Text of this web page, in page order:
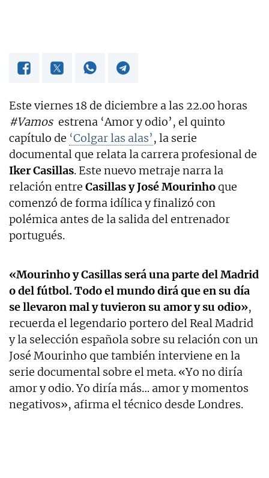
Este viernes 18 de diciembre a las 22.00 horas
#Vamos estrena ‘Amor y odio’, el quinto
capítulo de ‘Colgar las alas’, la serie
documental que relata la carrera profesional de
Iker Casillas. Este nuevo metraje narra la
relación entre Casillas y José Mourinhoque
comenzó de forma idílica y finalizó con
polémica antes de la salida del entrenador
portugués.
«Mourinho y Casillas será una parte del Madrid
o del fútbol. Todo el mundo dirá que en su día
se llevaron mal y tuvieron su amor y su odio»,
recuerda el legendario portero del Real Madrid
y la selección española sobre su relación con un
José Mourinho que también interviene en la
serie documental sobre el meta. «Yo no diría
amor y odio. Yo diría más… amor y momentos
negativos», afirma el técnico desde Londres.